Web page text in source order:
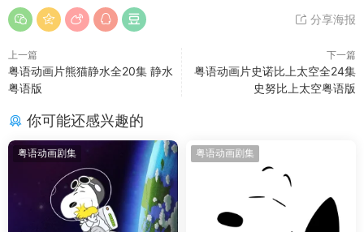
分享海报
上一篇
粤语动画片熊猫静水全20集 静水
粤语版
下一篇
粤语动画片史诺比上太空全24集
史努比上太空粤语版
你可能还感兴趣的
粤语动画剧集 粤语动画剧集